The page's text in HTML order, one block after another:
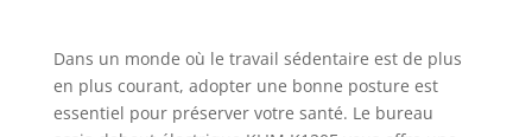
Dans un monde où le travail sédentaire est de plus
en plus courant, adopter une bonne posture est
essentiel pour préserver votre santé. Le bureau